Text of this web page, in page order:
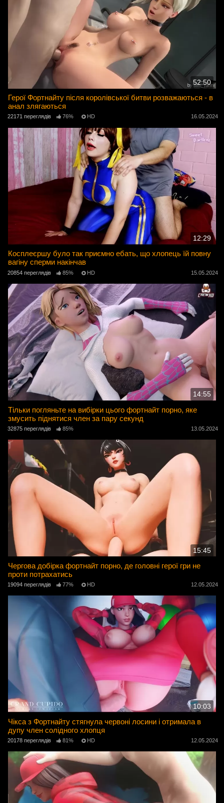
52:50
Герої Фортнайту після королівської битви розважаються - в
анал злягаються
22171 переглядів 76% HD 16.05.2024
12:29
Косплеєршу було так приємно ебать, що хлопець їй повну
вагіну сперми накінчав
20854 переглядів 85% HD 15.05.2024
14:55
Тільки погляньте на вибірки цього фортнайт порно, яке
змусить піднятися член за пару секунд
32875 переглядів 85% 13.05.2024
15:45
Чергова добірка фортнайт порно, де головні герої гри не
проти потрахатись
19094 переглядів 77% HD 12.05.2024
10:03
Чікса з Фортнайту стягнула червоні лосини і отримала в
дупу член солідного хлопця
20178 переглядів 81% HD 12.05.2024